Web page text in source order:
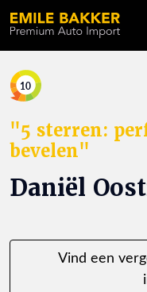
10
"5 sterren:
bevelen"
Daniël
Vind een